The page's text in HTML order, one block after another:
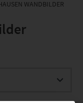
WANDBILDER